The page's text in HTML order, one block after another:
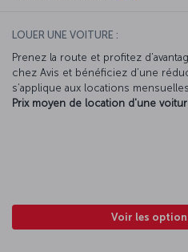
LOUER UNE VOITURE :
Prenez la route et profitez
chez Avis et bénéficiez d’une
s’applique aux locations
Prix moyen de location d'une
Voir les